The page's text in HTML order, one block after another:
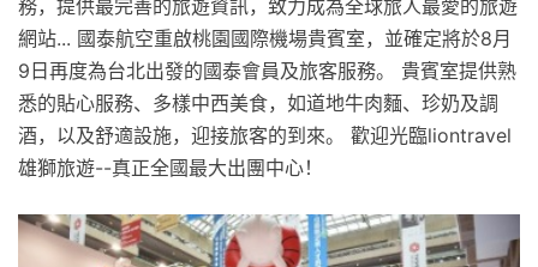
務，提供最完善的旅遊資訊，致力成為全球旅人最愛的旅遊
網站... 國泰航空重啟桃園國際機場貴賓室，並確定將於8月
9日再度為台北出發的國泰會員及旅客服務。 貴賓室提供熟
悉的貼心服務、多樣中西美食，如道地牛肉麵、珍奶及調
酒，以及舒適設施，迎接旅客的到來。 歡迎光臨liontravel
雄獅旅遊--真正全國最大出團中心！